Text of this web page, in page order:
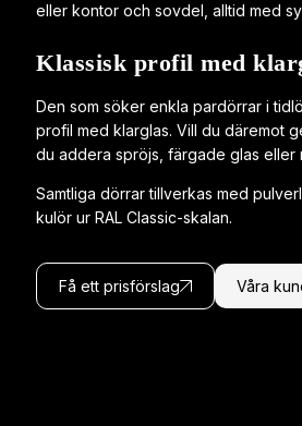
eller kontor och sovdel, alltid med
Klassisk profil med
Den som söker enkla pardörrar i
profil med klarglas. Vill du däremot
du addera spröjs, färgade glas eller
Samtliga dörrar tillverkas med
kulör ur RAL Classic-skalan.
Få ett prisförslag Våra